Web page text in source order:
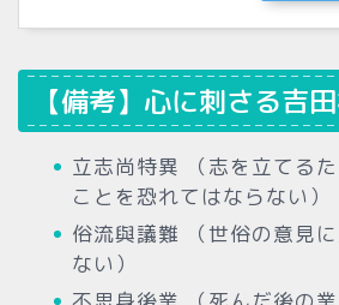
【備考】心に刺さる吉
立志尚特異 （志を立てる
ことを恐れてはならない）
俗流與議難 （世俗の意見
ない）